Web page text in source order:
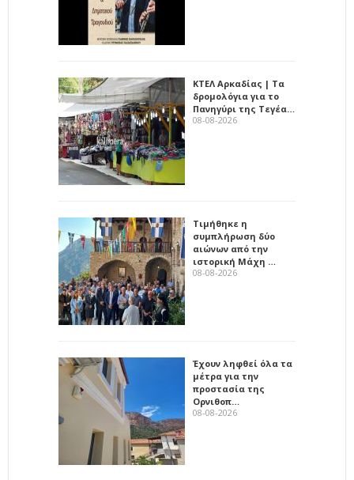
ΚΤΕΛ Αρκαδίας | Τα
δρομολόγια για το
Πανηγύρι της Τεγέα…
08-08-2026
Τιμήθηκε η
συμπλήρωση δύο
αιώνων από την
ιστορική Μάχη …
08-08-2026
Έχουν ληφθεί όλα τα
μέτρα για την
προστασία της
Ορνιθοπ…
08-08-2026